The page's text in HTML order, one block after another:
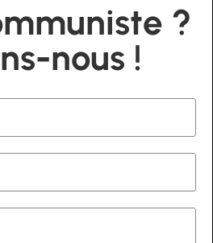
?
nous !